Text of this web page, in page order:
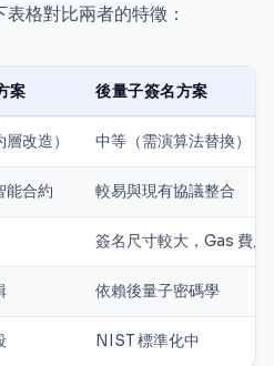
格對比兩者的特徵：
案 後量子簽名方案
改造） 中等（需演算法替換）
能合約 較易與現有協議整合
簽名尺寸較大，Gas 費用
依賴後量子密碼學
NIST 標準化中